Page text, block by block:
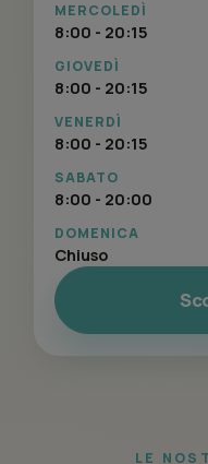
MERCOLEDÌ
8:00 - 20:15
GIOVEDÌ
8:00 - 20:15
VENERDÌ
8:00 - 20:15
SABATO
8:00 - 20:00
DOMENICA
Chiuso
LE